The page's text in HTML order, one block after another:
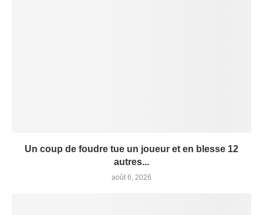
Un coup de foudre tue un joueur et en blesse 12
autres...
août 6, 2026